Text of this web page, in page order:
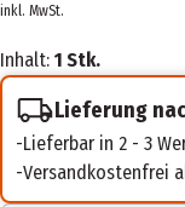
inkl. MwSt.
Inhalt: 1 Stk.
Lieferung
Lieferbar in 2 - 3
Versandkostenfrei